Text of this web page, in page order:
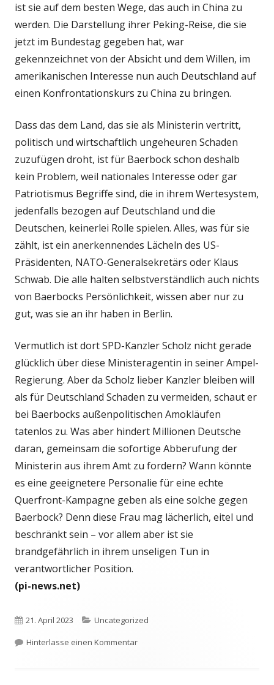
ist sie auf dem besten Wege, das auch in China zu
werden. Die Darstellung ihrer Peking-Reise, die sie
jetzt im Bundestag gegeben hat, war
gekennzeichnet von der Absicht und dem Willen, im
amerikanischen Interesse nun auch Deutschland auf
einen Konfrontationskurs zu China zu bringen.
Dass das dem Land, das sie als Ministerin vertritt,
politisch und wirtschaftlich ungeheuren Schaden
zuzufügen droht, ist für Baerbock schon deshalb
kein Problem, weil nationales Interesse oder gar
Patriotismus Begriffe sind, die in ihrem Wertesystem,
jedenfalls bezogen auf Deutschland und die
Deutschen, keinerlei Rolle spielen. Alles, was für sie
zählt, ist ein anerkennendes Lächeln des US-
Präsidenten, NATO-Generalsekretärs oder Klaus
Schwab. Die alle halten selbstverständlich auch nichts
von Baerbocks Persönlichkeit, wissen aber nur zu
gut, was sie an ihr haben in Berlin.
Vermutlich ist dort SPD-Kanzler Scholz nicht gerade
glücklich über diese Ministeragentin in seiner Ampel-
Regierung. Aber da Scholz lieber Kanzler bleiben will
als für Deutschland Schaden zu vermeiden, schaut er
bei Baerbocks außenpolitischen Amokläufen
tatenlos zu. Was aber hindert Millionen Deutsche
daran, gemeinsam die sofortige Abberufung der
Ministerin aus ihrem Amt zu fordern? Wann könnte
es eine geeignetere Personalie für eine echte
Querfront-Kampagne geben als eine solche gegen
Baerbock? Denn diese Frau mag lächerlich, eitel und
beschränkt sein – vor allem aber ist sie
brandgefährlich in ihrem unseligen Tun in
verantwortlicher Position.
(pi-news.net)
Veröffentlicht
am
21. April 2023 Kategorien
Uncategorized
Hinterlasse einen Kommentarzu Die gefährlichste Frau